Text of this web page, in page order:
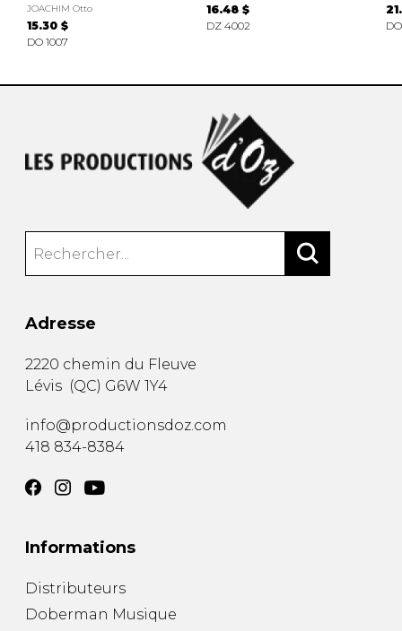
JOACHIM Otto
15.30 $
DO 1007
16.48 $
DZ 4002
Adresse
2220 chemin du Fleuve
Lévis (QC) G6W 1Y4
info@productionsdoz.com
418 834-8384
Informations
Distributeurs
Doberman Musique